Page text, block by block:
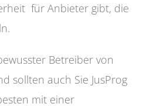
für Anbieter gibt, die
Betreiber von
sollten auch Sie JusProg
mit einer